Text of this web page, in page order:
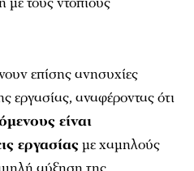
επίσης ανησυχίες
εργασίας, αναφέροντας ότι
είναι
εργασίαςμε χαμηλούς